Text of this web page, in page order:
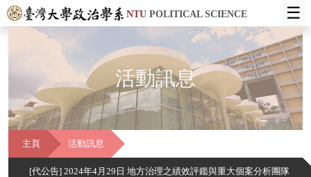
NTUPOLITICAL SCIENCE ☰
活動訊息
主頁 活動訊息
[代公告] 2024年4月29日 地方治理之績效評鑑與重大個案分析團隊